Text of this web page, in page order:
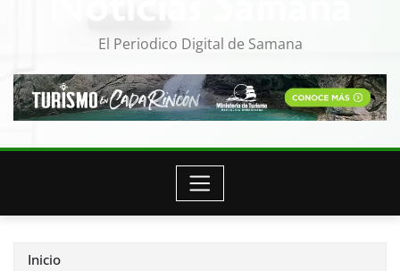
El Periodico Digital de Samana
Inicio